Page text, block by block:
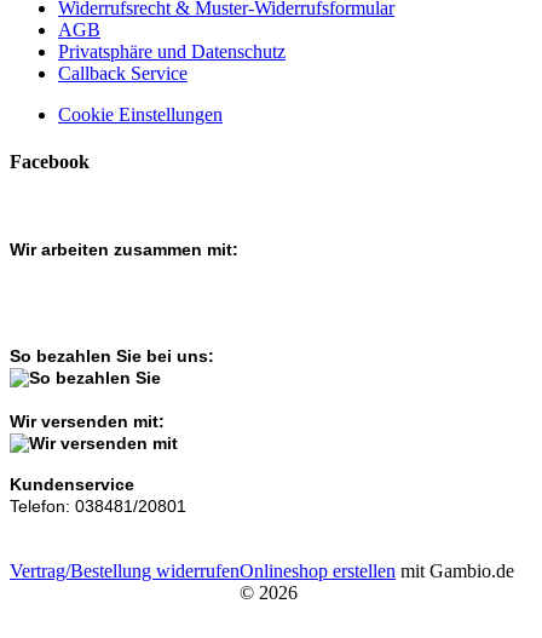
Widerrufsrecht & Muster-Widerrufsformular
AGB
Privatsphäre und Datenschutz
Callback Service
Cookie Einstellungen
Facebook
Wir arbeiten zusammen mit:
So bezahlen Sie bei uns:
Wir versenden mit:
Kundenservice
Telefon: 038481/20801
Vertrag/Bestellung widerrufenOnlineshop erstellen mit Gambio.de
© 2026